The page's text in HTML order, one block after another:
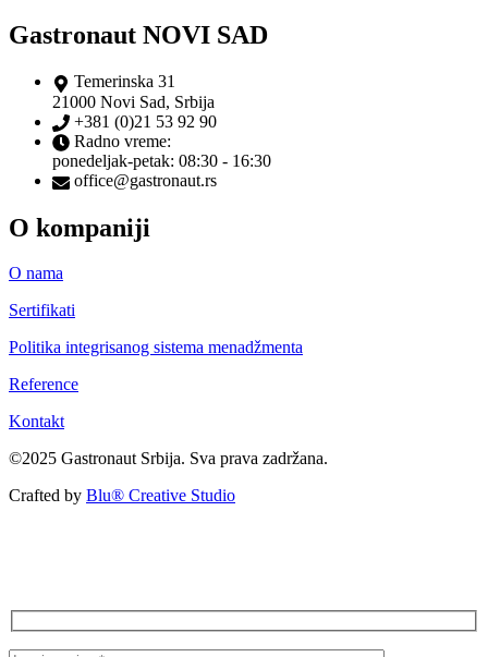
Gastronaut NOVI SAD
Temerinska 31
21000 Novi Sad, Srbija
+381 (0)21 53 92 90
Radno vreme:
ponedeljak-petak: 08:30 - 16:30
office@gastronaut.rs
O kompaniji
O nama
Sertifikati
Politika integrisanog sistema menadžmenta
Reference
Kontakt
©2025 Gastronaut Srbija. Sva prava zadržana.
Crafted by Blu® Creative Studio